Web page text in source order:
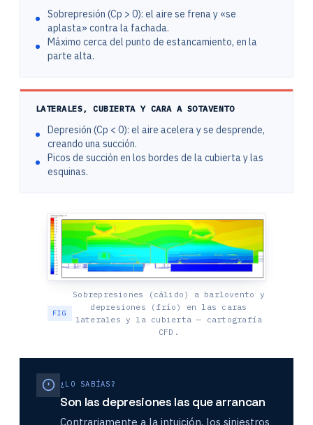
Sobrepresión (Cp > 0): el aire se frena y «se
aplasta» contra la fachada.
Máximo cerca del punto de estancamiento, en la
parte alta.
LATERALES, CUBIERTA Y CARA A SOTAVENTO
Depresión (Cp < 0): el aire acelera y se desprende,
creando una succión.
Picos de succión en los bordes de la cubierta y las
esquinas.
Sobrepresiones (cálido) a barlovento y
depresiones (frío) en las caras
laterales y la cubierta — cartografía
CFD.
¿LO SABÍAS?
Son las depresiones las que arrancan
Contrariamente a la intuición, los siniestros